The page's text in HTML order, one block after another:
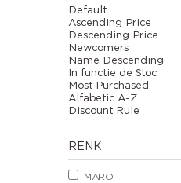
Default
Ascending Price
Descending Price
Newcomers
Name Descending
In functie de Stoc
Most Purchased
Alfabetic A-Z
Discount Rule
RENK
MARO